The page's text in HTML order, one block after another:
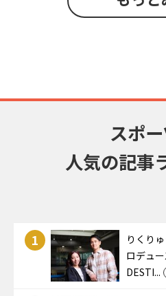
スポ
人気の記事
1
りくり
ロデュ
DESTI...